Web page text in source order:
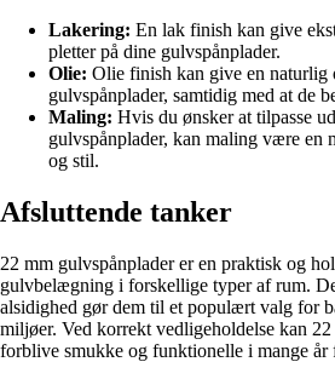
Lakering: En lak finish kan give
pletter på dine gulvspånplader.
Olie: Olie finish kan give en naturlig
gulvspånplader, samtidig med at de
Maling: Hvis du ønsker at tilpasse
gulvspånplader, kan maling være en
og stil.
Afsluttende tanker
22 mm gulvspånplader er en praktisk og
gulvbelægning i forskellige typer af rum.
alsidighed gør dem til et populært valg for
miljøer. Ved korrekt vedligeholdelse kan
forblive smukke og funktionelle i mange år